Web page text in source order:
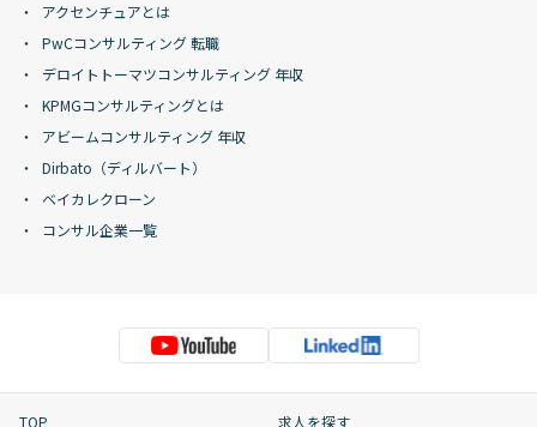
アクセンチュアとは
PwCコンサルティング 転職
デロイトトーマツコンサルティング 年収
KPMGコンサルティングとは
アビームコンサルティング 年収
Dirbato（ディルバート）
ベイカレクローン
コンサル企業一覧
TOP 求人を探す